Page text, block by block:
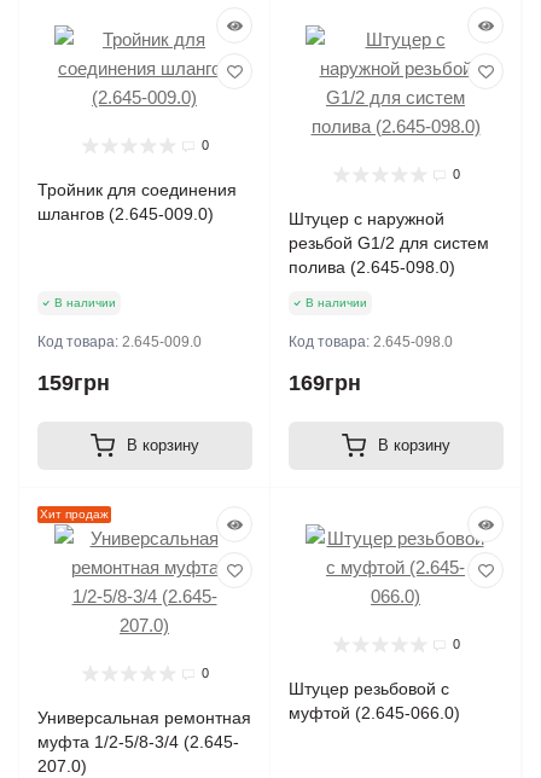
0
Тройник для соединения
шлангов (2.645-009.0)
В наличии
Код товара: 2.645-009.0
159грн
В корзину
0
Штуцер с наружной
резьбой G1/2 для систем
полива (2.645-098.0)
В наличии
Код товара: 2.645-098.0
169грн
В корзину
Хит продаж
0
Универсальная ремонтная
муфта 1/2-5/8-3/4 (2.645-
207.0)
0
Штуцер резьбовой с
муфтой (2.645-066.0)